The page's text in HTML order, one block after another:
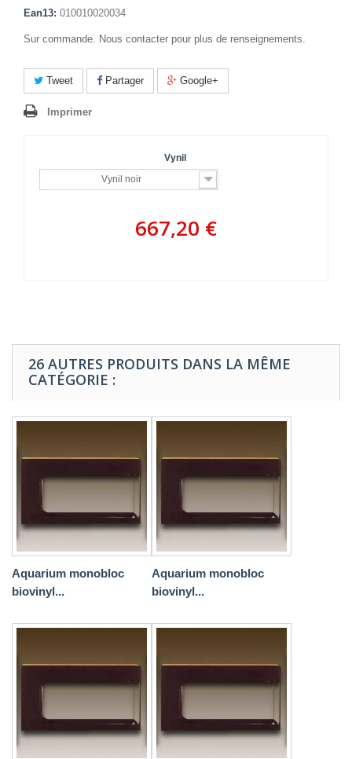
Ean13: 010010020034
Sur commande. Nous contacter pour plus de renseignements.
Tweet Partager Google+
Imprimer
Vynil
Vynil noir
667,20 €
26 AUTRES PRODUITS DANS LA MÊME
CATÉGORIE :
Aquarium monobloc
biovinyl...
Aquarium monobloc
biovinyl...